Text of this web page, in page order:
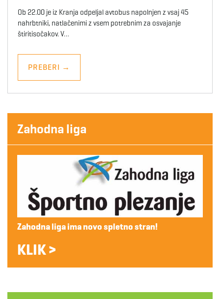
Ob 22.00 je iz Kranja odpeljal avtobus napolnjen z vsaj 45
nahrbtniki, natlačenimi z vsem potrebnim za osvajanje
štiritisočakov. V…
PREBERI →
Zahodna liga
Zahodna liga ima novo spletno stran!
KLIK >